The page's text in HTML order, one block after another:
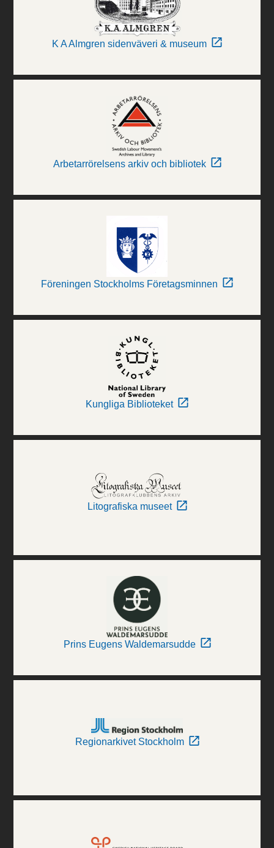
K A Almgren sidenväveri & museum
Arbetarrörelsens arkiv och bibliotek
Föreningen Stockholms Företagsminnen
Kungliga Biblioteket
Litografiska museet
Prins Eugens Waldemarsudde
Regionarkivet Stockholm